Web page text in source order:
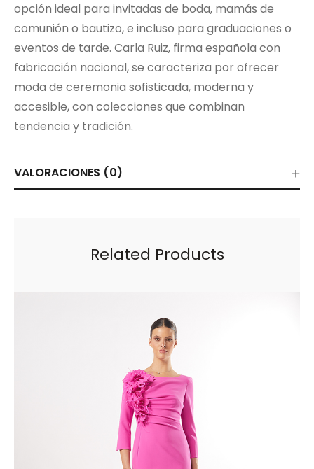
opción ideal para invitadas de boda, mamás de
comunión o bautizo, e incluso para graduaciones o
eventos de tarde. Carla Ruiz, firma española con
fabricación nacional, se caracteriza por ofrecer
moda de ceremonia sofisticada, moderna y
accesible, con colecciones que combinan
tendencia y tradición.
VALORACIONES (0)
Related Products